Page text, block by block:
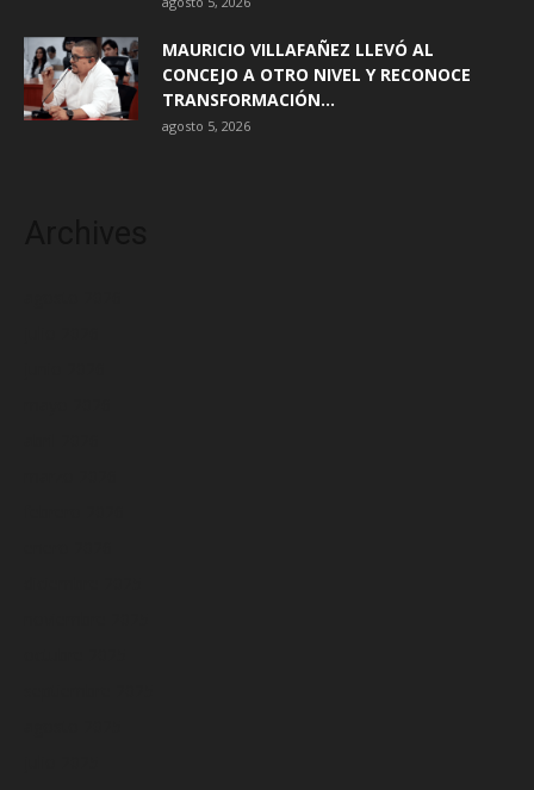
MAURICIO VILLAFAÑEZ LLEVÓ AL
CONCEJO A OTRO NIVEL Y RECONOCE
TRANSFORMACIÓN...
agosto 5, 2026